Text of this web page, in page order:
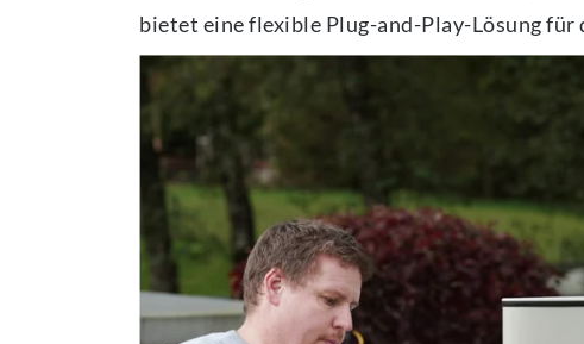
bietet eine flexible Plug-and-Play-Lösung für